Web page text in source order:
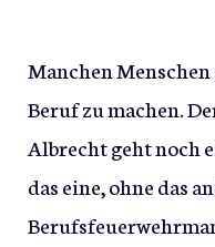
Manchen
Beruf zu machen.
Albrecht geht noch
das eine, ohne das